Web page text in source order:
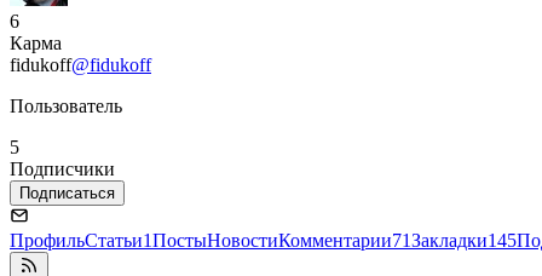
6
Карма
fidukoff@fidukoff
Пользователь
5
Подписчики
Подписаться
ПрофильСтатьи1ПостыНовостиКомментарии71Закладки145